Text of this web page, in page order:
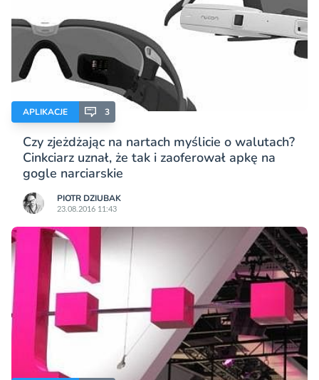
APLIKACJE 3
Czy zjeżdżając na nartach myślicie o walutach?
Cinkciarz uznał, że tak i zaoferował apkę na
gogle narciarskie
PIOTR DZIUBAK
23.08.2016 11:43